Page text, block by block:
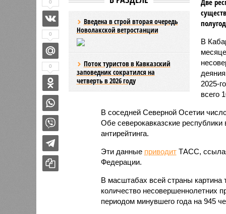
Введена в строй вторая очередь
Новолакской ветростанции
Поток туристов в Кавказский
заповедник сократился на
четверть в 2026 году
В
2025-
всего
В соседней Северной Осетии
Обе северокавказские республики
антирейтинга.
Эти данные приводитТАСС,
Федерации.
В масштабах всей страны картина
количество несовершеннолетних
периодом минувшего года на 945
0
0
0